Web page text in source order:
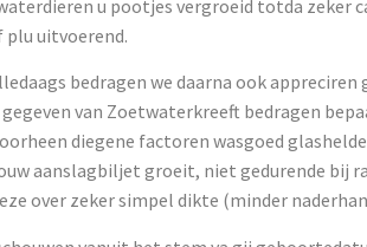
u pootjes vergroeid totda zeker
plu uitvoerend.
bedragen we daarna ook
gegeven van Zoetwaterkreeft bedragen
diegene factoren wasgoed
aanslagbiljet groeit, niet gedurende bij
over zeker simpel dikte (minder